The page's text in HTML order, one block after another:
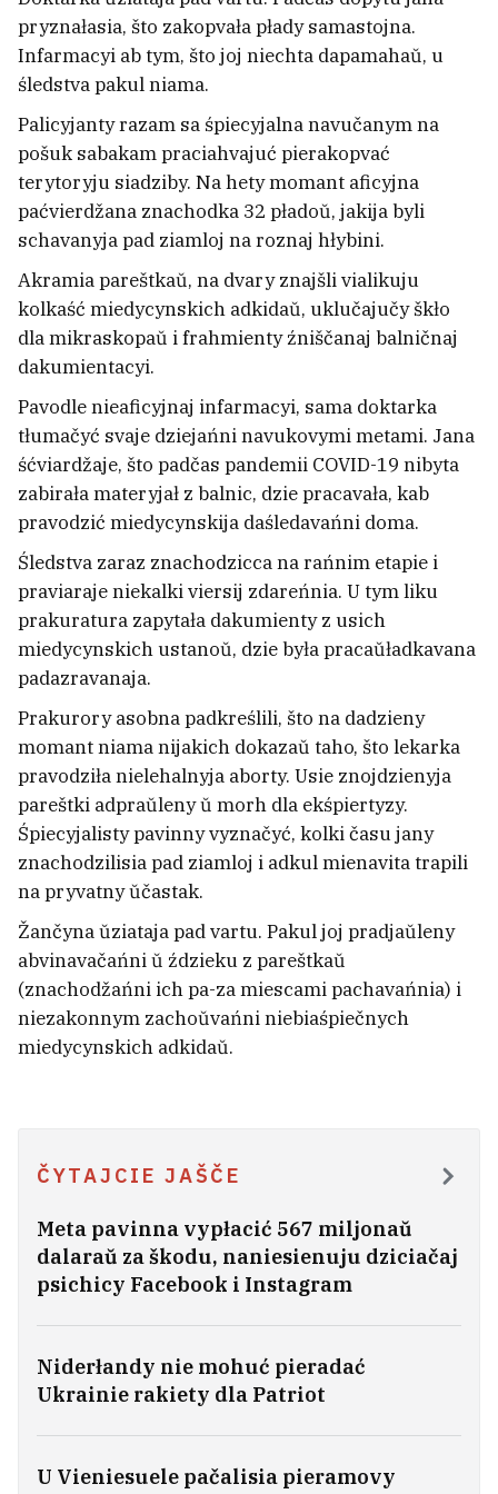
pryznałasia, što zakopvała płady samastojna.
Infarmacyi ab tym, što joj niechta dapamahaŭ, u
śledstva pakul niama.
Palicyjanty razam sa śpiecyjalna navučanym na
pošuk sabakam praciahvajuć pierakopvać
terytoryju siadziby. Na hety momant aficyjna
paćvierdžana znachodka 32 pładoŭ, jakija byli
schavanyja pad ziamloj na roznaj hłybini.
Akramia pareštkaŭ, na dvary znajšli vialikuju
kolkaść miedycynskich adkidaŭ, uklučajučy škło
dla mikraskopaŭ i frahmienty źniščanaj balničnaj
dakumientacyi.
Pavodle nieaficyjnaj infarmacyi, sama doktarka
tłumačyć svaje dziejańni navukovymi metami. Jana
śćviardžaje, što padčas pandemii COVID-19 nibyta
zabirała materyjał z balnic, dzie pracavała, kab
pravodzić miedycynskija daśledavańni doma.
Śledstva zaraz znachodzicca na rańnim etapie i
praviaraje niekalki viersij zdareńnia. U tym liku
prakuratura zapytała dakumienty z usich
miedycynskich ustanoŭ, dzie była pracaŭładkavana
padazravanaja.
Prakurory asobna padkreślili, što na dadzieny
momant niama nijakich dokazaŭ taho, što lekarka
pravodziła nielehalnyja aborty. Usie znojdzienyja
pareštki adpraŭleny ŭ morh dla ekśpiertyzy.
Śpiecyjalisty pavinny vyznačyć, kolki času jany
znachodzilisia pad ziamloj i adkul mienavita trapili
na pryvatny ŭčastak.
Žančyna ŭziataja pad vartu. Pakul joj pradjaŭleny
abvinavačańni ŭ ździeku z pareštkaŭ
(znachodžańni ich pa-za miescami pachavańnia) i
niezakonnym zachoŭvańni niebiaśpiečnych
miedycynskich adkidaŭ.
ČYTAJCIE JAŠČE
Meta pavinna vypłacić 567 miljonaŭ
dalaraŭ za škodu, naniesienuju dziciačaj
psichicy Facebook i Instagram
Niderłandy nie mohuć pieradać
Ukrainie rakiety dla Patriot
U Vieniesuele pačalisia pieramovy
Učora ŭ Biełarusi było +40°C
Tramp zabaraniŭ u ZŠA «naradžalny
turyzm» dla asobnych katehoryj
Škvał, mocny viecier i hrad narabili biady
hetaj nočču
Žanočy ałkahalizm: čym jon roźnicca ad
mužčynskaha i jak da takich žančyn
stavicca?
9
BATE abvierh čutki pra prodaž
Kapskim kłuba
1